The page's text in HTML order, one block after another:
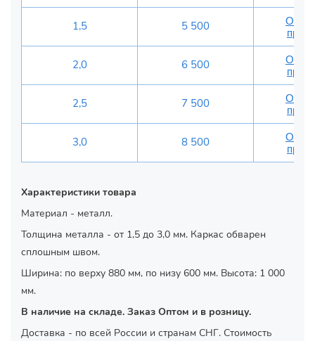
1,5 5 500
2,0 6 500
2,5 7 500
3,0 8 500
Характеристики товара
Материал - металл.
Толщина металла - от 1,5 до 3,0 мм. Каркас обварен
сплошным швом.
Ширина: по верху 880 мм, по низу 600 мм. Высота: 1 000
мм.
В наличие на складе. Заказ Оптом и в розницу.
Доставка - по всей России и странам СНГ. Стоимость